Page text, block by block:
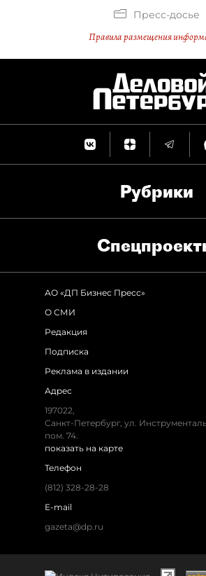
Пресс-досье
Правила размещения
Рубрики
АО «ДП Бизнес Пресс»
О СМИ
Редакция
Подписка
Реклама в издании
Адрес
197022,
Санкт-Петербург, ул.
пом. 74.
показать на карте
Телефон
(812) 328-28-28
E-mail
gazeta@dp.ru